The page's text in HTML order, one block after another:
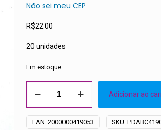
Não sei meu CEP
R$22.00
20 unidades
Em estoque
Aplique
Adicionar ao
EAN: 2000000419053 SKU: